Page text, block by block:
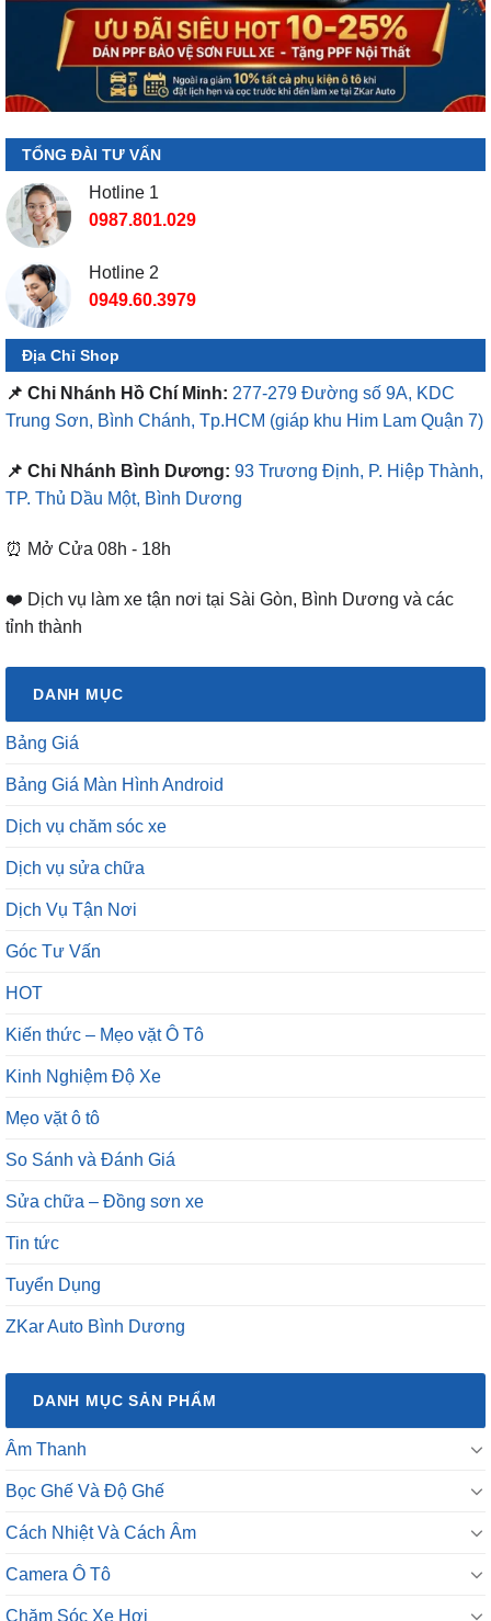
TỔNG ĐÀI TƯ VẤN
Hotline 1
0987.801.029
Hotline 2
0949.60.3979
Địa Chỉ Shop
📌 Chi Nhánh Hồ Chí Minh: 277-279 Đường số 9A, KDC
Trung Sơn, Bình Chánh, Tp.HCM (giáp khu Him Lam Quận 7)
📌 Chi Nhánh Bình Dương: 93 Trương Định, P. Hiệp Thành,
TP. Thủ Dầu Một, Bình Dương
⏰ Mở Cửa 08h - 18h
❤️ Dịch vụ làm xe tận nơi tại Sài Gòn, Bình Dương và các
tỉnh thành
DANH MỤC
Bảng Giá
Bảng Giá Màn Hình Android
Dịch vụ chăm sóc xe
Dịch vụ sửa chữa
Dịch Vụ Tận Nơi
Góc Tư Vấn
HOT
Kiến thức – Mẹo vặt Ô Tô
Kinh Nghiệm Độ Xe
Mẹo vặt ô tô
So Sánh và Đánh Giá
Sửa chữa – Đồng sơn xe
Tin tức
Tuyển Dụng
ZKar Auto Bình Dương
DANH MỤC SẢN PHẨM
Âm Thanh
Bọc Ghế Và Độ Ghế
Cách Nhiệt Và Cách Âm
Camera Ô Tô
Chăm Sóc Xe Hơi